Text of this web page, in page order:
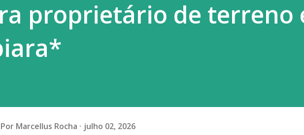
redes sociais uma carta manuscrita assinada pelo pai...
proprietário de terreno
Por Marcellus Rocha julho 02, 2026